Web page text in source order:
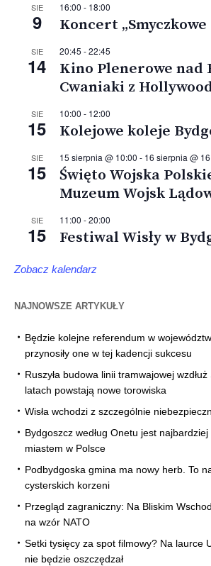
SIE
9
16:00 - 18:00
Koncert
SIE
14
20:45 -22:45
Kino Plenerowe nad
Cwaniaki z
SIE
15
10:00 - 12:00
Kolejowe koleje
SIE
15
15 sierpnia @ 10:00 - 16 sierpnia @
Święto Wojska
Muzeum Wojsk
SIE
15
11:00 -20:00
Festiwal Wisły w
Zobacz kalendarz
NAJNOWSZE ARTYKUŁY
Będzie kolejne referendum w
przynosiły one w tej kadencji sukcesu
Ruszyła budowa linii tramwajowej
latach powstają nowe torowiska
Wisła wchodzi z szczególnie
Bydgoszcz według Onetu jest najbardziej
miastem w Polsce
Podbydgoska gmina ma nowy herb. To
cysterskich korzeni
Przegląd zagraniczny: Na Bliskim
na wzór NATO
Setki tysięcy za spot filmowy? Na laurce
nie będzie oszczędzał